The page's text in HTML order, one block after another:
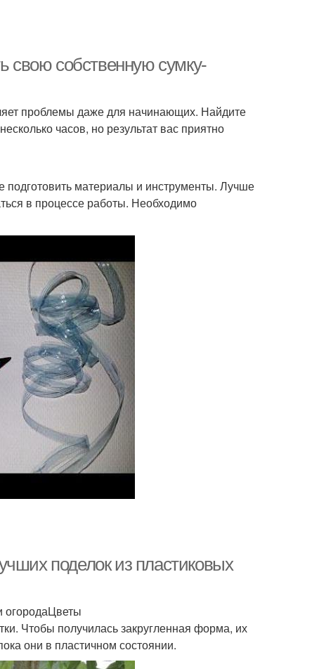
свою собственную сумку-
проблемы даже для начинающих. Найдите
часов, но результат вас приятно
подготовить материалы и инструменты. Лучше
в процессе работы. Необходимо
поделок из пластиковых
огородаЦветы
Чтобы получилась закругленная форма, их
они в пластичном состоянии.